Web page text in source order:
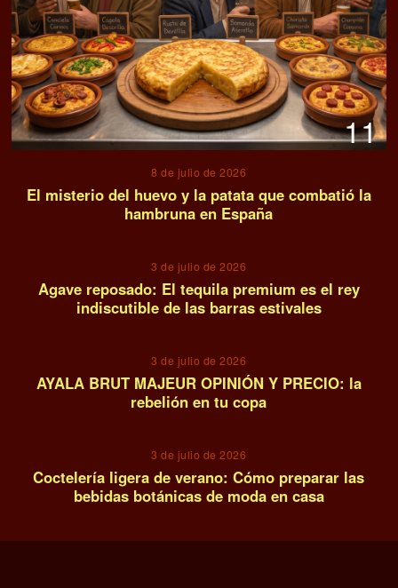
11
8 de julio de 2026
El misterio del huevo y la patata que combatió la
hambruna en España
3 de julio de 2026
Agave reposado: El tequila premium es el rey
indiscutible de las barras estivales
3 de julio de 2026
AYALA BRUT MAJEUR OPINIÓN Y PRECIO: la
rebelión en tu copa
3 de julio de 2026
Coctelería ligera de verano: Cómo preparar las
bebidas botánicas de moda en casa